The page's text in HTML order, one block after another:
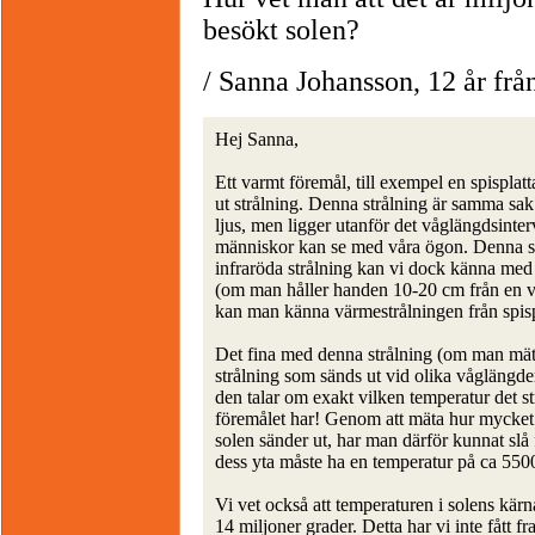
besökt solen?
/ Sanna Johansson, 12 år
Hej Sanna,
Ett varmt föremål, till exempel en
ut strålning. Denna strålning är samma
ljus, men ligger utanför det
människor kan se med våra ögon. Denna
infraröda strålning kan vi dock känna
(om man håller handen 10-20 cm från en
kan man känna värmestrålningen från
Det fina med denna strålning (om man
strålning som sänds ut vid olika
den talar om exakt vilken temperatur det
föremålet har! Genom att mäta hur
solen sänder ut, har man därför kunnat slå
dess yta måste ha en temperatur på ca
Vi vet också att temperaturen i solens
14 miljoner grader. Detta har vi inte fått